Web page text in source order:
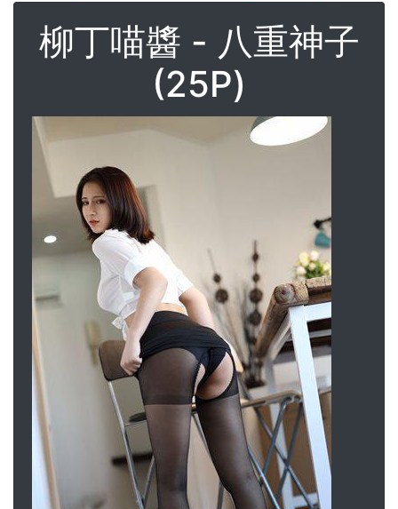
柳丁喵醬 - 八重神子
(25P)